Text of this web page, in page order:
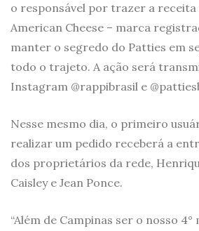
o responsável por trazer a receita
American Cheese – marca
manter o segredo do Patties em
todo o trajeto. A ação será
Instagram @rappibrasil e
Nesse mesmo dia, o primeiro
realizar um pedido receberá a
dos proprietários da rede,
Caisley e Jean Ponce.
“Além de Campinas ser o nosso